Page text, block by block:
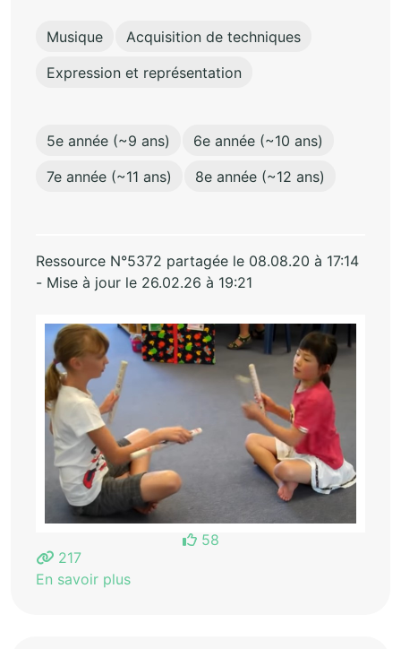
Musique
Acquisition de techniques
Expression et représentation
5e année (~9 ans)
6e année (~10 ans)
7e année (~11 ans)
8e année (~12 ans)
Ressource N°5372 partagée le 08.08.20 à 17:14
- Mise à jour le 26.02.26 à 19:21
58
217
En savoir plus